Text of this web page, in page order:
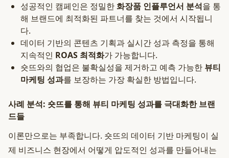
성공적인 캠페인은 정밀한화장품 인플루언서 분석을 통
해 브랜드에 최적화된 파트너를 찾는 것에서 시작됩니
다.
데이터 기반의 콘텐츠 기획과 실시간 성과 측정을 통해
지속적인 ROAS 최적화가 가능합니다.
숏뜨와의 협업은 불확실성을 제거하고 예측 가능한 뷰티
마케팅 성과를 보장하는 가장 확실한 방법입니다.
사례 분석: 숏뜨를 통해 뷰티 마케팅 성과를 극대화한 브랜
드들
이론만으로는 부족합니다. 숏뜨의 데이터 기반 마케팅이 실
제 비즈니스 현장에서 어떻게 압도적인 성과를 만들어내는